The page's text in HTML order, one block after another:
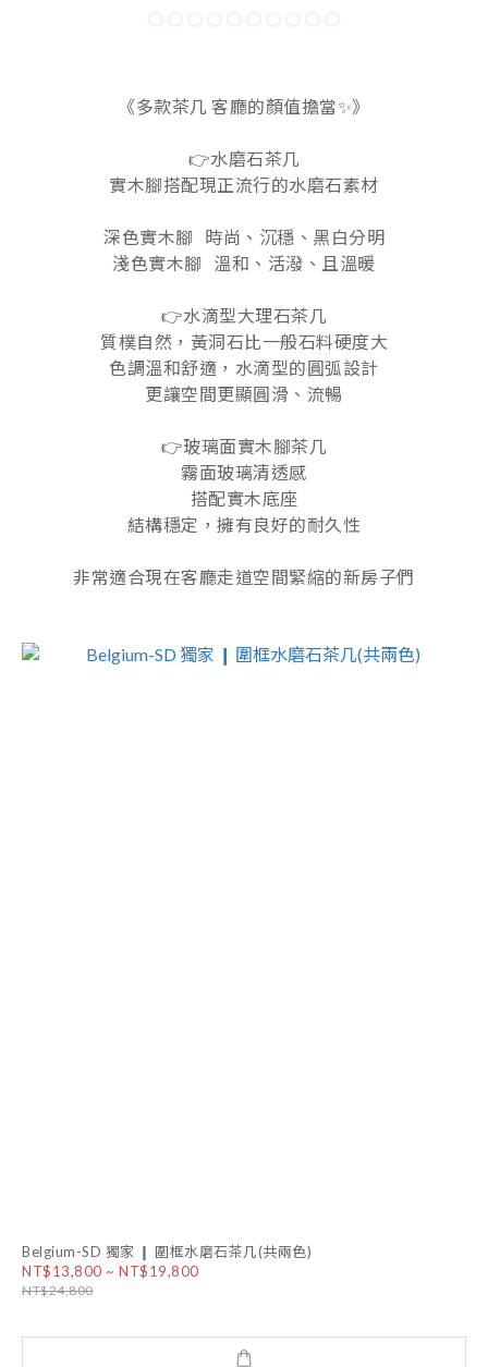
《多款茶几 客廳的顏值擔當✨》
👉水磨石茶几
實木腳搭配現正流行的水磨石素材
深色實木腳 ​ ​ 時尚、沉穩、黑白分明
淺色實木腳 ​ ​ 溫和、活潑、且溫暖
👉水滴型大理石茶几
質樸自然，黃洞石比一般石料硬度大
色調溫和舒適，水滴型的圓弧設計
更讓空間更顯圓滑、流暢
👉玻璃面實木腳茶几
霧面玻璃清透感
搭配實木底座
結構穩定，擁有良好的耐久性
非常適合現在客廳走道空間緊縮的新房子們
Belgium-SD 獨家 ❙ 圍框水磨石茶几(共兩色)
NT$13,800 ~ NT$19,800
NT$24,800